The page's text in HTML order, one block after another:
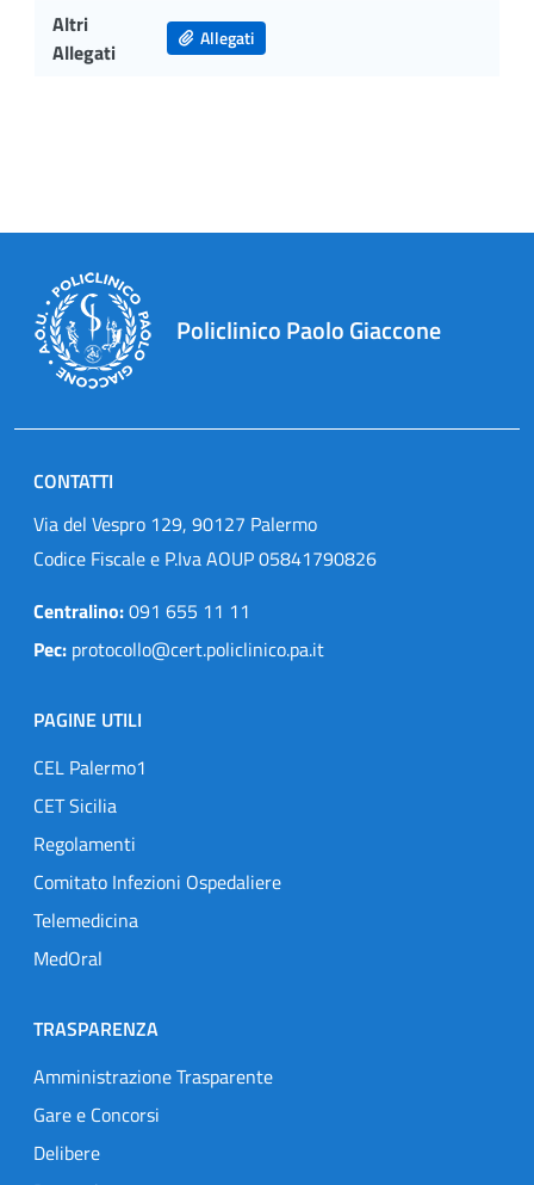
Altri
Allegati
Allegati
Policlinico Paolo Giaccone
CONTATTI
Via del Vespro 129, 90127 Palermo
Codice Fiscale e P.Iva AOUP 05841790826
Centralino:091 655 11 11
Pec: protocollo@cert.policlinico.pa.it
PAGINE UTILI
CEL Palermo1
CET Sicilia
Regolamenti
Comitato Infezioni Ospedaliere
Telemedicina
MedOral
TRASPARENZA
Amministrazione Trasparente
Gare e Concorsi
Delibere